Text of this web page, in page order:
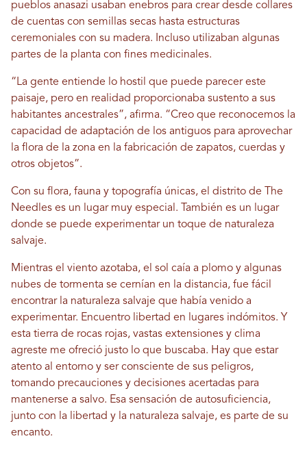
pueblos anasazi usaban enebros para crear desde collares
de cuentas con semillas secas hasta estructuras
ceremoniales con su madera. Incluso utilizaban algunas
partes de la planta con fines medicinales.
“La gente entiende lo hostil que puede parecer este
paisaje, pero en realidad proporcionaba sustento a sus
habitantes ancestrales”, afirma. “Creo que reconocemos la
capacidad de adaptación de los antiguos para aprovechar
la flora de la zona en la fabricación de zapatos, cuerdas y
otros objetos”.
Con su flora, fauna y topografía únicas, el distrito de The
Needles es un lugar muy especial. También es un lugar
donde se puede experimentar un toque de naturaleza
salvaje.
Mientras el viento azotaba, el sol caía a plomo y algunas
nubes de tormenta se cernían en la distancia, fue fácil
encontrar la naturaleza salvaje que había venido a
experimentar. Encuentro libertad en lugares indómitos. Y
esta tierra de rocas rojas, vastas extensiones y clima
agreste me ofreció justo lo que buscaba. Hay que estar
atento al entorno y ser consciente de sus peligros,
tomando precauciones y decisiones acertadas para
mantenerse a salvo. Esa sensación de autosuficiencia,
junto con la libertad y la naturaleza salvaje, es parte de su
encanto.